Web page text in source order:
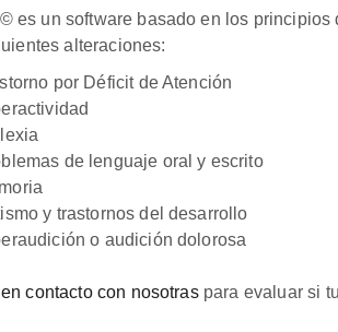
es un software basado en los
alteraciones:
por Déficit de Atención
de lenguaje oral y escrito
y trastornos del desarrollo
o audición dolorosa
contacto con nosotraspara evaluar si